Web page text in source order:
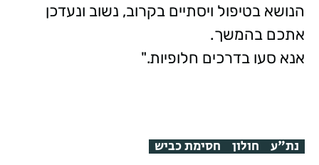
הנושא בטיפול ויסתיים בקרוב, נשוב ונעדכן
אתכם בהמשך.
אנא סעו בדרכים חלופיות."
נת"ע חולון חסימת כביש